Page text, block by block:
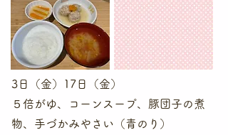
3日（金）17日（金）
５倍がゆ、コーンスープ、豚団子の煮
物、手づかみやさい（青のり）